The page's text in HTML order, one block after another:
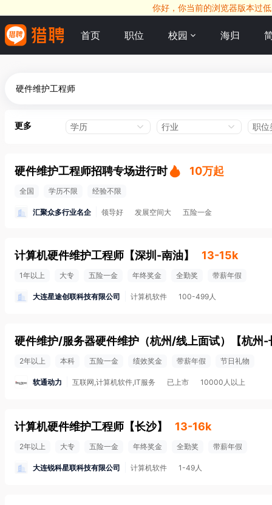
你好，你当前的浏览器版本过
首页 职位 校园 海归
更多 学历 行业 职位
硬件维护工程师招聘专场进行时 10万起
全国 学历不限 经验不限
汇聚众多行业名企 领导好 发展空间大 五险一金
计算机硬件维护工程师 【深圳-南油】 13-15k
1年以上 大专 五险一金 年终奖金 全勤奖 带薪年假
大连星途创联科技有限公司 计算机软件 100-499人
硬件维护/服务器硬件维护（杭州/线上面试） 【杭州-
2年以上 本科 五险一金 绩效奖金 带薪年假 节日礼物
软通动力 互联网,计算机软件,IT服务 已上市 10000人以上
计算机硬件维护工程师 【长沙】 13-16k
2年以上 大专 五险一金 年终奖金 全勤奖 带薪年假
大连锐科星联科技有限公司 计算机软件 1-49人